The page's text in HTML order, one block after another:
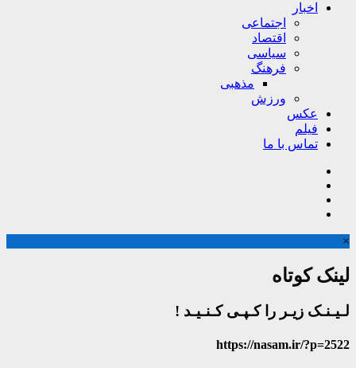
اخبار
اجتماعی
اقتصاد
سیاسی
فرهنگ
مذهبی
ورزش
عکس
فیلم
تماس با ما
×
لینک کوتاه
لـیـنـک زیـر را کـپـی کـنـیـد !
https://nasam.ir/?p=2522